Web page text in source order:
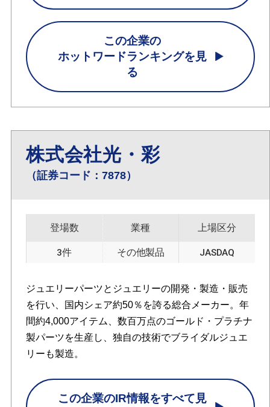
この企業の
ホットワードランキングを見
る
株式会社光・彩
（証券コード：7878）
登場数
3件
業種
その他製品
上場区分
JASDAQ
ジュエリーパーツとジュエリーの開発・製造・販売
を行い、国内シェア約50％を誇る総合メーカー。年
間約4,000アイテム、数百万点のゴールド・プラチナ
製パーツを生産し、独自の技術でブライダルジュエ
リーも製造。
この企業のIR情報をすべて見